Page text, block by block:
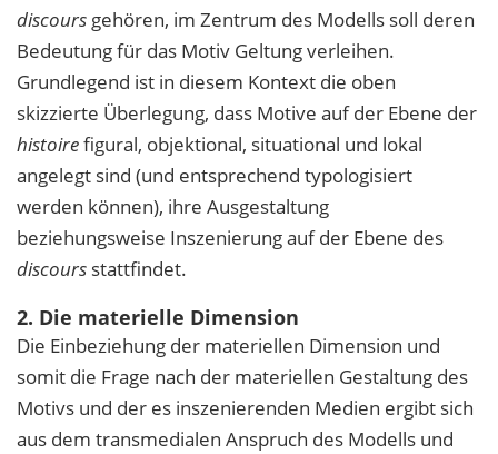
discours gehören, im Zentrum des Modells soll deren
Bedeutung für das Motiv Geltung verleihen.
Grundlegend ist in diesem Kontext die oben
skizzierte Überlegung, dass Motive auf der Ebene der
histoirefigural, objektional, situational und lokal
angelegt sind (und entsprechend typologisiert
werden können), ihre Ausgestaltung
beziehungsweise Inszenierung auf der Ebene des
discours stattfindet.
2. Die materielle Dimension
Die Einbeziehung der materiellen Dimension und
somit die Frage nach der materiellen Gestaltung des
Motivs und der es inszenierenden Medien ergibt sich
aus dem transmedialen Anspruch des Modells und